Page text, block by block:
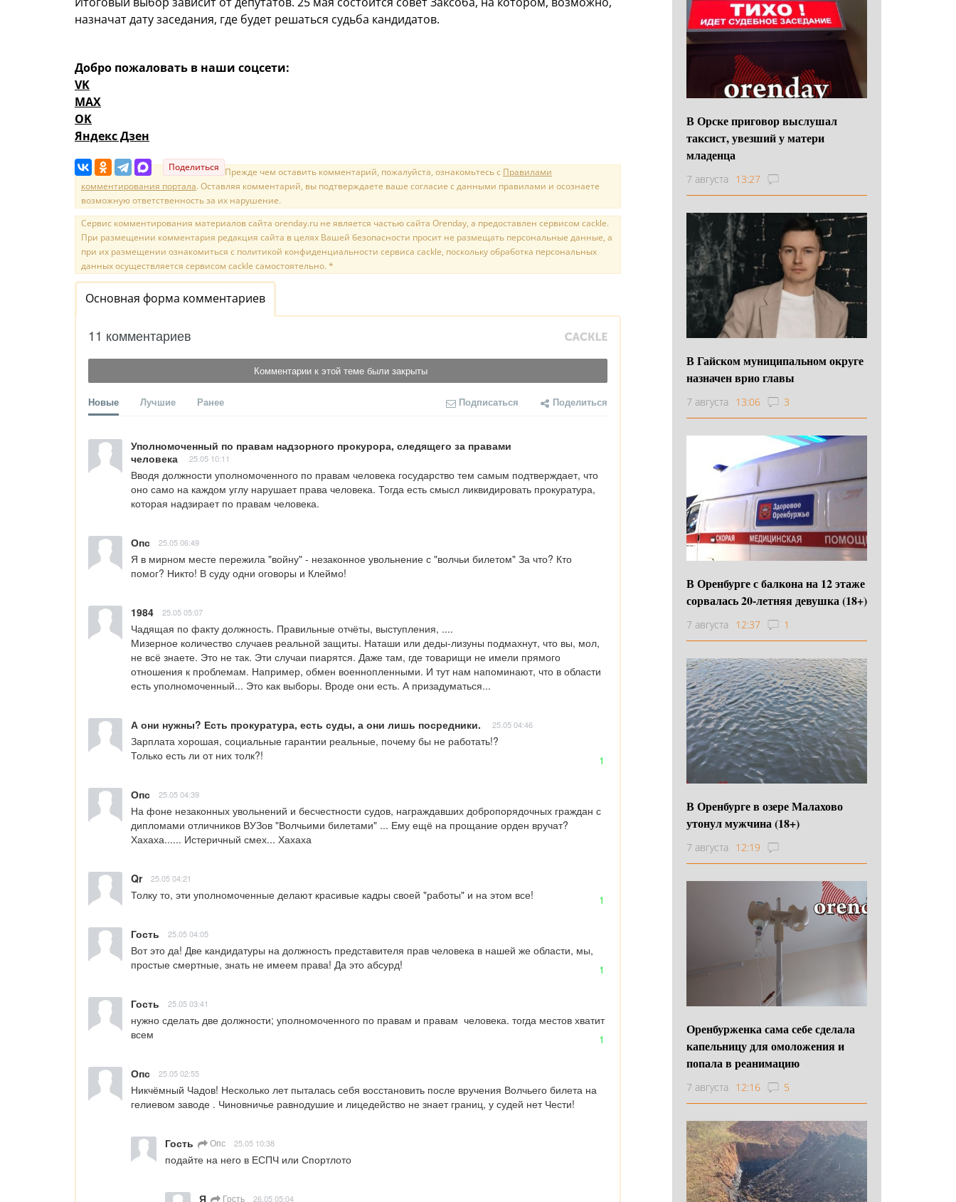
назначат дату заседания, где будет решаться судьба кандидатов.
Добро пожаловать в наши соцсети:
VK
MAX
OK
Яндекс Дзен
Поделиться Прежде чем оставить комментарий, пожалуйста, ознакомьтесь с Правилами
комментирования портала. Оставляя комментарий, вы подтверждаете ваше согласие с данными правилами и осознаете
возможную ответственность за их нарушение.
Сервис комментирования материалов сайта orenday.ru не является частью сайта Orenday, а предоставлен сервисом cackle.
При размещении комментария редакция сайта в целях Вашей безопасности просит не размещать персональные данные, а
при их размещении ознакомиться с политикой конфиденциальности сервиса cackle, поскольку обработка персональных
данных осуществляется сервисом cackle самостоятельно. *
Основная форма комментариев
11 комментариев
Комментарии к этой теме были закрыты
Новые Лучшие Ранее Подписаться Поделиться
Уполномоченный по правам надзорного прокурора, следящего за правами
человека
25.05 10:11
Вводя должности уполномоченного по правам человека государство тем самым подтверждает, что
оно само на каждом углу нарушает права человека. Тогда есть смысл ликвидировать прокуратура,
которая надзирает по правам человека.
Опс 25.05 06:49
Я в мирном месте пережила "войну" - незаконное увольнение с "волчьи билетом" За что? Кто
помог? Никто! В суду одни оговоры и Клеймо!
1984 25.05 05:07
Чадящая по факту должность. Правильные отчёты, выступления, ....
Мизерное количество случаев реальной защиты. Наташи или деды-лизуны подмахнут, что вы, мол,
не всё знаете. Это не так. Эти случаи пиарятся. Даже там, где товарищи не имели прямого
отношения к проблемам. Например, обмен военнопленными. И тут нам напоминают, что в области
есть уполномоченный... Это как выборы. Вроде они есть. А призадуматься...
А они нужны? Есть прокуратура, есть суды, а они лишь посредники. 25.05 04:46
Зарплата хорошая, социальные гарантии реальные, почему бы не работать!?
Только есть ли от них толк?!
1
Опс 25.05 04:39
На фоне незаконных увольнений и бесчестности судов, награждавших добропорядочных граждан с
дипломами отличников ВУЗов "Волчьими билетами" ... Ему ещё на прощание орден вручат?
Хахаха...... Истеричный смех... Хахаха
Qr 25.05 04:21
Толку то, эти уполномоченные делают красивые кадры своей "работы" и на этом все! 1
Гость 25.05 04:05
Вот это да! Две кандидатуры на должность представителя прав человека в нашей же области, мы,
простые смертные, знать не имеем права! Да это абсурд!
1
Гость 25.05 03:41
нужно сделать две должности; уполномоченного по правам и правам  человека. тогда местов хватит
всем
1
Опс 25.05 02:55
Никчёмный Чадов! Несколько лет пыталась себя восстановить после вручения Волчьего билета на
гелиевом заводе . Чиновничье равнодушие и лицедейство не знает границ, у судей нет Чести!
Гость Опс 25.05 10:38
подайте на него в ЕСПЧ или Спортлото
Я Гость 26.05 05:04
В Орске приговор выслушал
таксист, увезший у матери
младенца
7 августа 13:27
В Гайском муниципальном округе
назначен врио главы
7 августа 13:06 3
В Оренбурге с балкона на 12 этаже
сорвалась 20-летняя девушка (18+)
7 августа 12:37 1
В Оренбурге в озере Малахово
утонул мужчина (18+)
7 августа 12:19
Оренбурженка сама себе сделала
капельницу для омоложения и
попала в реанимацию
7 августа 12:16 5